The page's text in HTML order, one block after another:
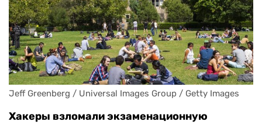
Jeff Greenberg / Universal Images Group / Getty Images
Хакеры взломали экзаменационную